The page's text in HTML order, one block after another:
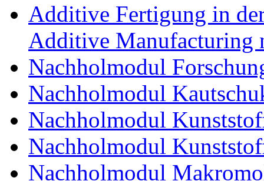
Additive Fertigung in
Additive Manufacturing
Nachholmodul
Nachholmodul
Nachholmodul
Nachholmodul
Nachholmodul